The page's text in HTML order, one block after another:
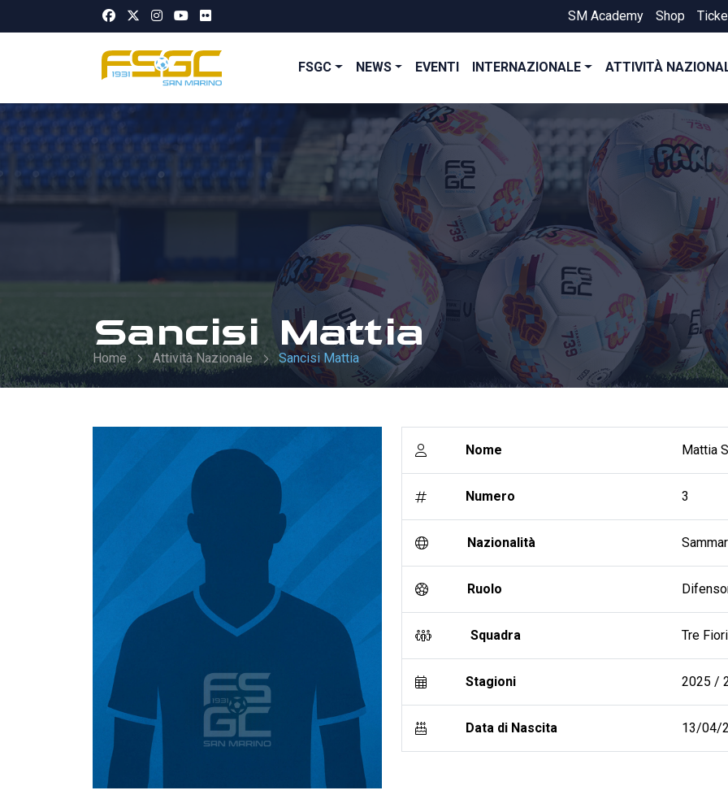
SM Academy Shop
FSGC NEWS EVENTI INTERNAZIONALE ATTIVITÀ
Sancisi Mattia
Home Attività Nazionale Sancisi Mattia
Nome Mattia
Numero 3
Nazionalità
Ruolo
Squadra Tre Fiori
Stagioni 2025 /
Data di Nascita 13/04/